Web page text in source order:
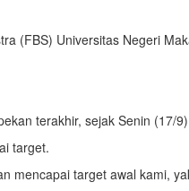
(FBS) Universitas Negeri
terakhir, sejak Senin (17/
target.
mencapai target awal kami,